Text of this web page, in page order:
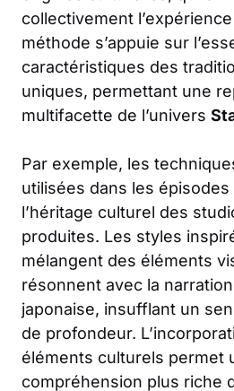
collectivement
méthode s’appuie sur
caractéristiques des
uniques, permettant une
multifacette de l’univers
Par exemple, les
utilisées dans les
l’héritage culturel des
produites. Les styles
mélangent des éléments
résonnent avec la
japonaise, insufflant un
de profondeur.
éléments culturels permet
compréhension plus riche